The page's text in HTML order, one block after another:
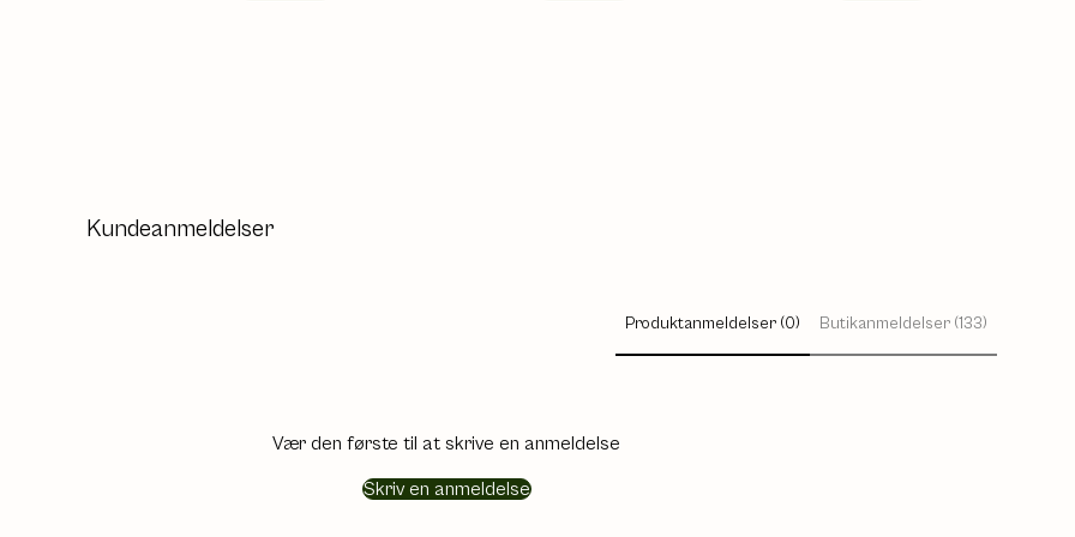
Kundeanmeldelser
Produktanmeldelser (0) Butikanmeldelser (133)
Vær den første til at skrive en anmeldelse
Skriv en anmeldelse